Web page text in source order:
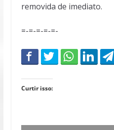
removida de imediato.
=-=-=-=-=-
Curtir isso: